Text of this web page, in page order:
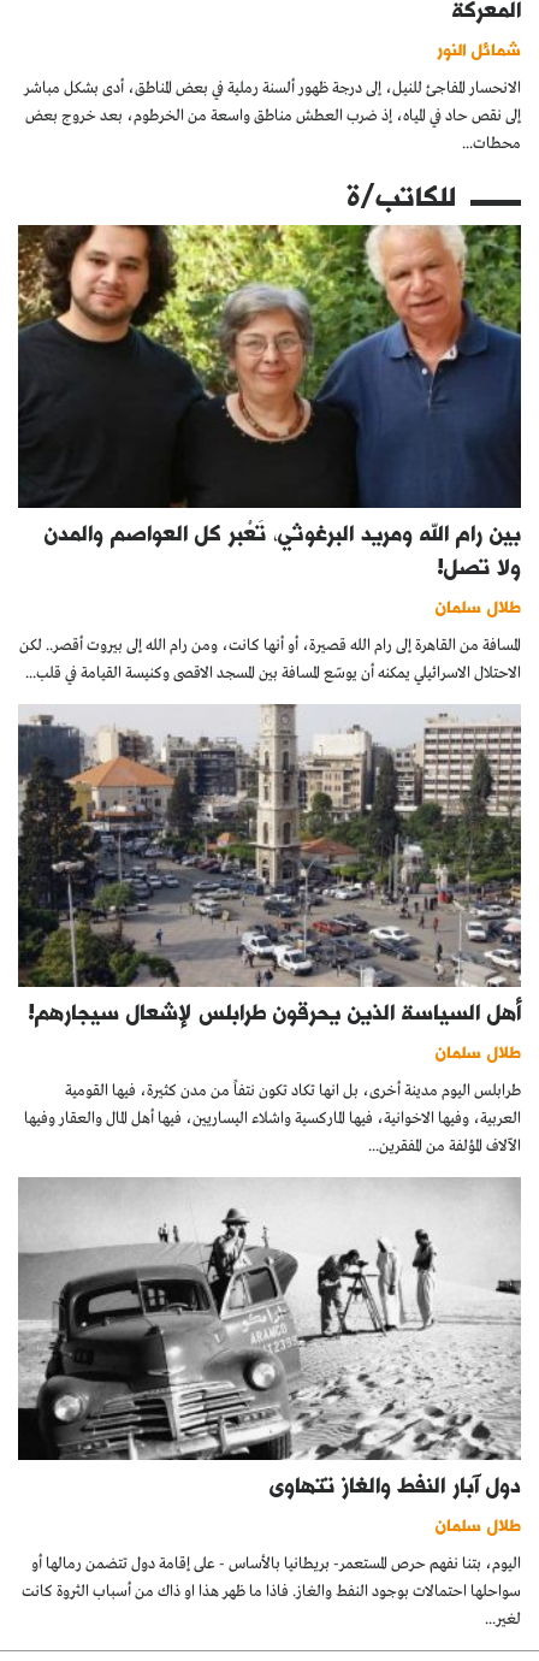
المعركة
شمائل النور
الانحسار المفاجئ للنيل، إلى درجة ظهور ألسنة رملية في بعض المناطق، أدى بشكل مباشر
إلى نقص حاد في المياه، إذ ضرب العطش مناطق واسعة من الخرطوم، بعد خروج بعض
محطات...
للكاتب/ة
بين رام الله ومريد البرغوثي، تَعْبر كل العواصم والمدن
ولا تصل!
طلال سلمان
المسافة من القاهرة إلى رام الله قصيرة، أو أنها كانت، ومن رام الله إلى بيروت أقصر.. لكن
الاحتلال الاسرائيلي يمكنه أن يوسّع المسافة بين المسجد الاقصى وكنيسة القيامة في قلب...
أهل السياسة الذين يحرقون طرابلس لإشعال سيجارهم!
طلال سلمان
طرابلس اليوم مدينة أخرى، بل انها تكاد تكون نتفاً من مدن كثيرة، فيها القومية
العربية، وفيها الاخوانية، فيها الماركسية واشلاء اليساريين، فيها أهل المال والعقار وفيها
الآلاف المؤلفة من المفقرين...
دول آبار النفط والغاز تتهاوى
طلال سلمان
اليوم، بتنا نفهم حرص المستعمر- بريطانيا بالأساس - على إقامة دول تتضمن رمالها أو
سواحلها احتمالات بوجود النفط والغاز. فاذا ما ظهر هذا او ذاك من أسباب الثروة كانت
لغير...